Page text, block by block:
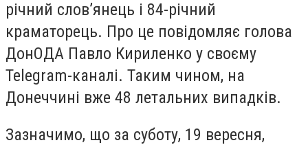
річний слов’янець і 84-річний
краматорець. Про це повідомляє голова
ДонОДА Павло Кириленко у своєму
Telegram-каналі. Таким чином, на
Донеччині вже 48 летальних випадків.
Зазначимо, що за суботу, 19 вересня,